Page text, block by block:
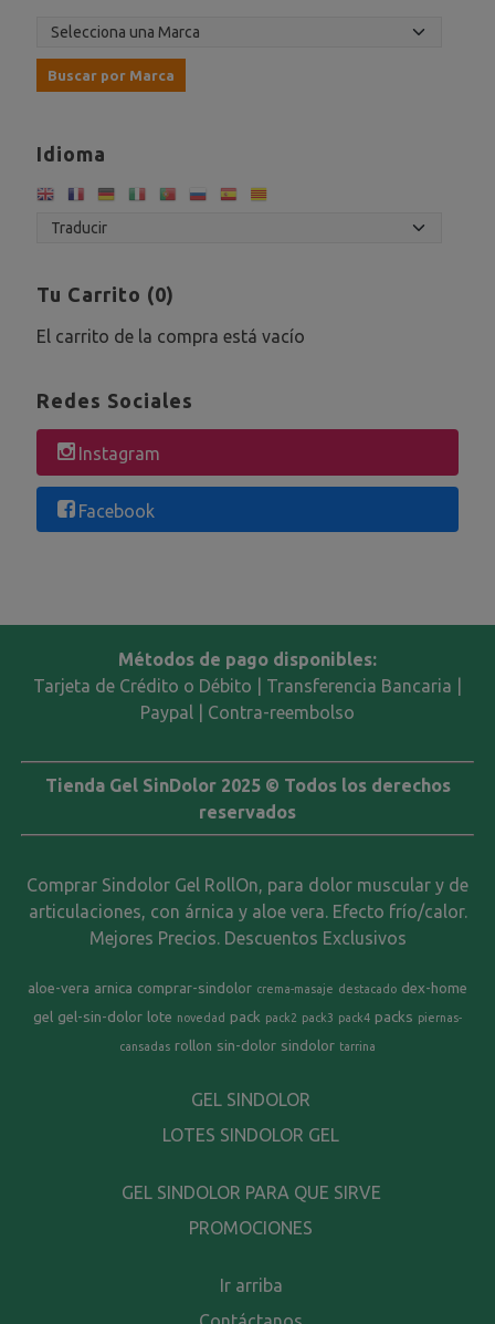
Idioma
Tu Carrito (0)
El carrito de la compra está vacío
Redes Sociales
Instagram
Facebook
Métodos de pago disponibles:
Tarjeta de Crédito o Débito | Transferencia Bancaria |
Paypal | Contra-reembolso
Tienda Gel SinDolor 2025 © Todos los derechos
reservados
Comprar Sindolor Gel RollOn, para dolor muscular y de
articulaciones, con árnica y aloe vera. Efecto frío/calor.
Mejores Precios. Descuentos Exclusivos
aloe-vera arnica comprar-sindolor crema-masaje destacado dex-home
gel gel-sin-dolor lote novedad pack pack2 pack3 pack4 packs piernas-
cansadas rollon sin-dolor sindolor tarrina
GEL SINDOLOR
LOTES SINDOLOR GEL
GEL SINDOLOR PARA QUE SIRVE
PROMOCIONES
Ir arriba